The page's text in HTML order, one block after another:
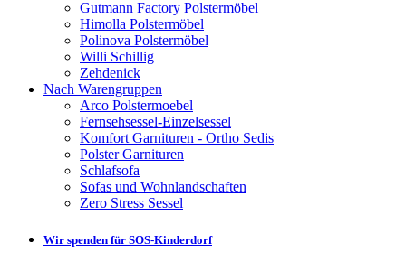
Gutmann Factory Polstermöbel
Himolla Polstermöbel
Polinova Polstermöbel
Willi Schillig
Zehdenick
Nach Warengruppen
Arco Polstermoebel
Fernsehsessel-Einzelsessel
Komfort Garnituren - Ortho Sedis
Polster Garnituren
Schlafsofa
Sofas und Wohnlandschaften
Zero Stress Sessel
Wir spenden für SOS-Kinderdorf